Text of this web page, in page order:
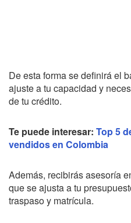
De esta forma se definirá el
ajuste a tu capacidad y
de tu crédito.
Te puede interesar: Top 5
vendidos en Colombia
Además, recibirás asesoría
que se ajusta a tu
traspaso y matrícula.